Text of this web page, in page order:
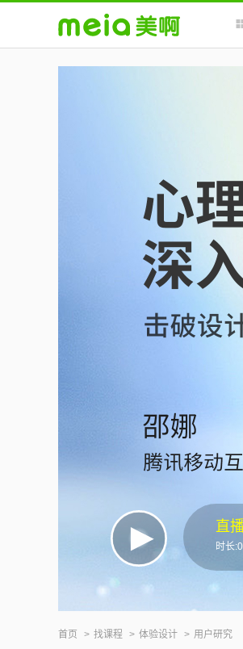
直
时长
首页 找课程 体验设计 用户研究